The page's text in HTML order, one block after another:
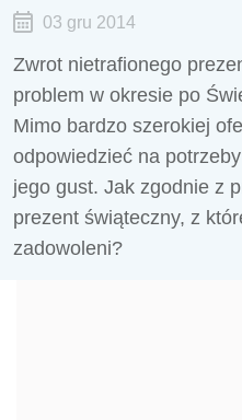
03 gru 2014
Zwrot nietrafionego
problem w okresie po
Mimo bardzo szerokiej
odpowiedzieć na
jego gust. Jak zgodnie z
prezent świąteczny, z
zadowoleni?